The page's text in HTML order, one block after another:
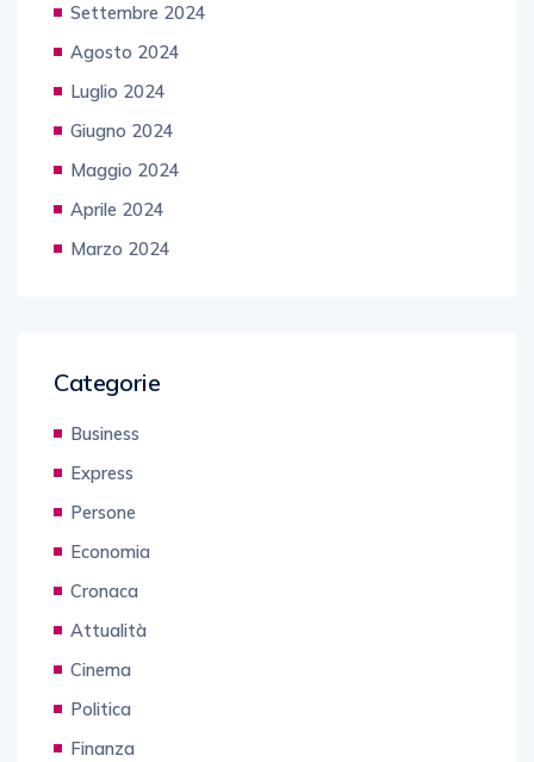
Settembre 2024
Agosto 2024
Luglio 2024
Giugno 2024
Maggio 2024
Aprile 2024
Marzo 2024
Categorie
Business
Express
Persone
Economia
Cronaca
Attualità
Cinema
Politica
Finanza